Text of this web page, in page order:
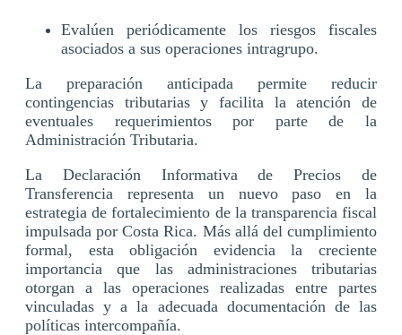
Evalúen periódicamente los riesgos fiscales
asociados a sus operaciones intragrupo.
La preparación anticipada permite reducir
contingencias tributarias y facilita la atención de
eventuales requerimientos por parte de la
Administración Tributaria.
La Declaración Informativa de Precios de
Transferencia representa un nuevo paso en la
estrategia de fortalecimiento de la transparencia fiscal
impulsada por Costa Rica. Más allá del cumplimiento
formal, esta obligación evidencia la creciente
importancia que las administraciones tributarias
otorgan a las operaciones realizadas entre partes
vinculadas y a la adecuada documentación de las
políticas intercompañía.